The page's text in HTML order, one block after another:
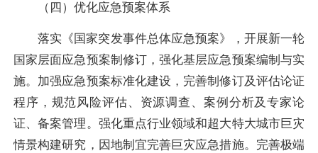
（四）优化应急预案体系
落实《国家突发事件总体应急预案》，开展新一轮
国家层面应急预案制修订，强化基层应急预案编制与实
施。加强应急预案标准化建设，完善制修订及评估论证
程序，规范风险评估、资源调查、案例分析及专家论
证、备案管理。强化重点行业领域和超大特大城市巨灾
情景构建研究，因地制宜完善巨灾应急措施。完善极端